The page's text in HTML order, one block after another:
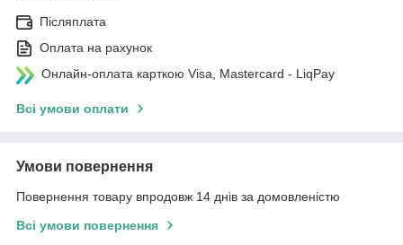
Післяплата
Оплата на рахунок
Онлайн-оплата карткою Visa, Mastercard - LiqPay
Всі умови оплати
Умови повернення
Повернення товару впродовж 14 днів за домовленістю
Всі умови повернення